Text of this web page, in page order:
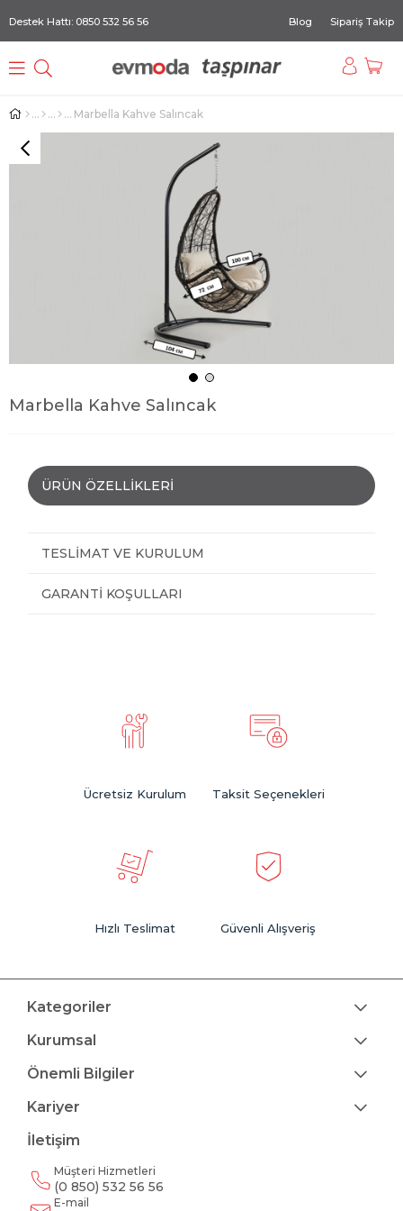
Destek Hattı: 0850 532 56 56 Blog Sipariş Takip
Marbella Kahve Salıncak
Marbella Kahve Salıncak
ÜRÜN ÖZELLIKLERI
TESLIMAT VE KURULUM
GARANTI KOŞULLARI
Ücretsiz Kurulum Taksit Seçenekleri
Hızlı Teslimat Güvenli Alışveriş
Kategoriler
Kurumsal
Önemli Bilgiler
Kariyer
İletişim
Müşteri Hizmetleri
(0 850) 532 56 56
E-mail